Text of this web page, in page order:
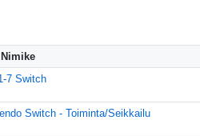
Nimike
7 Switch
Switch - Toiminta/Seikkailu